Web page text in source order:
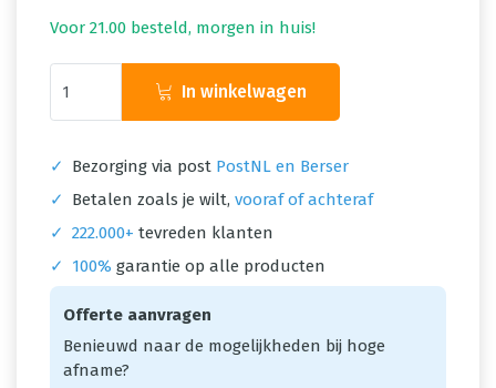
Voor 21.00 besteld, morgen in huis!
In winkelwagen
✓ Bezorging via post PostNL en Berser
✓
Betalen zoals je wilt, vooraf of achteraf
✓ 222.000+ tevreden klanten
✓
100% garantie op alle producten
Offerte aanvragen
Benieuwd naar de mogelijkheden bij hoge
afname?